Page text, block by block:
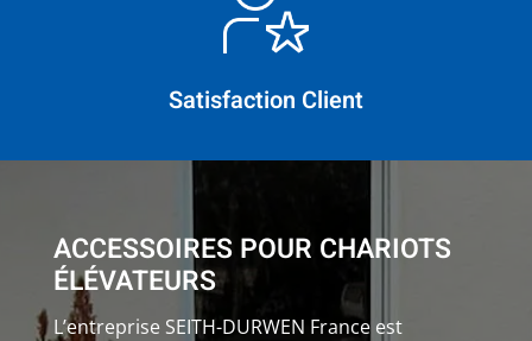
Satisfaction Client
ACCESSOIRES POUR CHARIOTS
ÉLÉVATEURS
L’entreprise SEITH-DURWEN France est